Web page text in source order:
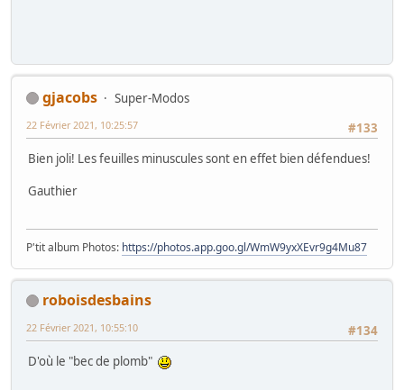
gjacobs
Super-Modos
#133
22 Février 2021, 10:25:57
Bien joli! Les feuilles minuscules sont en effet bien défendues!
Gauthier
P'tit album Photos: https://photos.app.goo.gl/WmW9yxXEvr9g4Mu87
roboisdesbains
#134
22 Février 2021, 10:55:10
D'où le "bec de plomb"